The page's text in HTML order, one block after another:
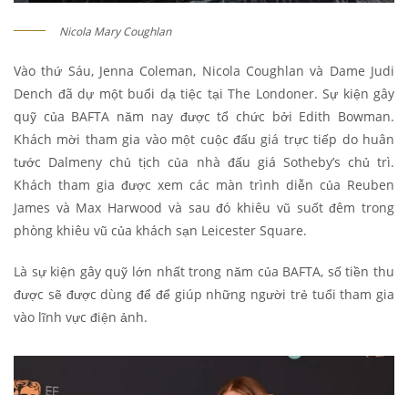
Nicola Mary Coughlan
Vào thứ Sáu, Jenna Coleman, Nicola Coughlan và Dame Judi
Dench đã dự một buổi dạ tiệc tại The Londoner. Sự kiện gây
quỹ của BAFTA năm nay được tổ chức bởi Edith Bowman.
Khách mời tham gia vào một cuộc đấu giá trực tiếp do huân
tước Dalmeny chủ tịch của nhà đấu giá Sotheby’s chủ trì.
Khách tham gia được xem các màn trình diễn của Reuben
James và Max Harwood và sau đó khiêu vũ suốt đêm trong
phòng khiêu vũ của khách sạn Leicester Square.
Là sự kiện gây quỹ lớn nhất trong năm của BAFTA, số tiền thu
được sẽ được dùng để để giúp những người trẻ tuổi tham gia
vào lĩnh vực điện ảnh.